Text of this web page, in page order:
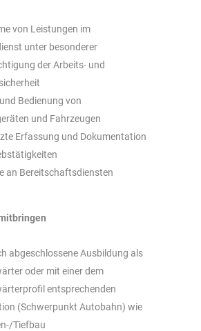
von Leistungen im
unter besonderer
der Arbeits- und
Bedienung von
und Fahrzeugen
Erfassung und Dokumentation
an Bereitschaftsdiensten
abgeschlossene Ausbildung als
oder mit einer dem
entsprechenden
(Schwerpunkt Autobahn) wie
Tiefbau